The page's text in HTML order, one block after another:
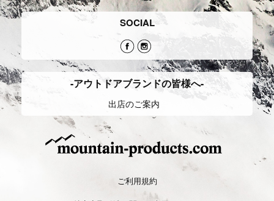
SOCIAL
-アウトドアブランドの皆様へ-
出店のご案内
ご利用規約